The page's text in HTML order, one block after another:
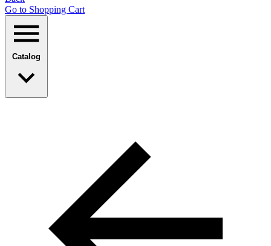
Go to Shopping Сart
Catalog